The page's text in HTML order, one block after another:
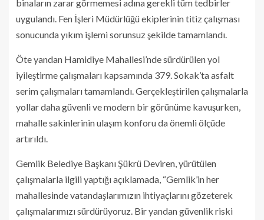
binaların zarar görmemesi adına gerekli tüm tedbirler
uygulandı. Fen İşleri Müdürlüğü ekiplerinin titiz çalışması
sonucunda yıkım işlemi sorunsuz şekilde tamamlandı.
Öte yandan Hamidiye Mahallesi’nde sürdürülen yol
iyileştirme çalışmaları kapsamında 379. Sokak’ta asfalt
serim çalışmaları tamamlandı. Gerçekleştirilen çalışmalarla
yollar daha güvenli ve modern bir görünüme kavuşurken,
mahalle sakinlerinin ulaşım konforu da önemli ölçüde
artırıldı.
Gemlik Belediye Başkanı Şükrü Deviren, yürütülen
çalışmalarla ilgili yaptığı açıklamada, “Gemlik’in her
mahallesinde vatandaşlarımızın ihtiyaçlarını gözeterek
çalışmalarımızı sürdürüyoruz. Bir yandan güvenlik riski